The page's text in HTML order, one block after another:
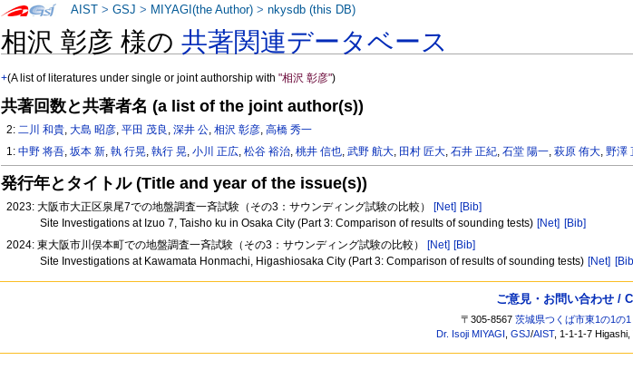
相沢 彰彦 様の共著関連データベース
+(A list of literatures under single or joint authorship with"相沢 彰彦")
共著回数と共著者名 (a list of the joint author(s))
2:二川 和貴,大島 昭彦,平田 茂良 ,深井 公,相沢 彰彦,高橋 秀一
1:中野 将吾,坂本 新,執 行晃,執行 晃,小川 正広,松谷 裕治,桃井 信也,武野 航大, 田村 匠大,石井 正紀,石堂 陽一,萩原 侑大,野澤
発行年とタイトル (Title and year of the issue(s))
2023: 大阪市大正区泉尾7での地盤調査一斉試験（その3：サウンディング試験の比較） [Net] [Bib]
Site Investigations at Izuo 7, Taisho ku in Osaka City (Part 3: Comparison of results of sounding tests) [Net] [Bib]
2024: 東大阪市川俣本町での地盤調査一斉試験（その3：サウンディング試験の比較） [Net] [Bib]
Site Investigations at Kawamata Honmachi, Higashiosaka City (Part 3: Comparison of results of sounding tests) [Net]
AIST >GSJ > MIYAGI(the Author) >nkysdb (this DB)
ご意見・お問い合わせ /
〒305-8567茨城県つくば市東1の1の1
Dr. Isoji MIYAGI ,GSJ/AIST, 1-1-1-7 Higashi,